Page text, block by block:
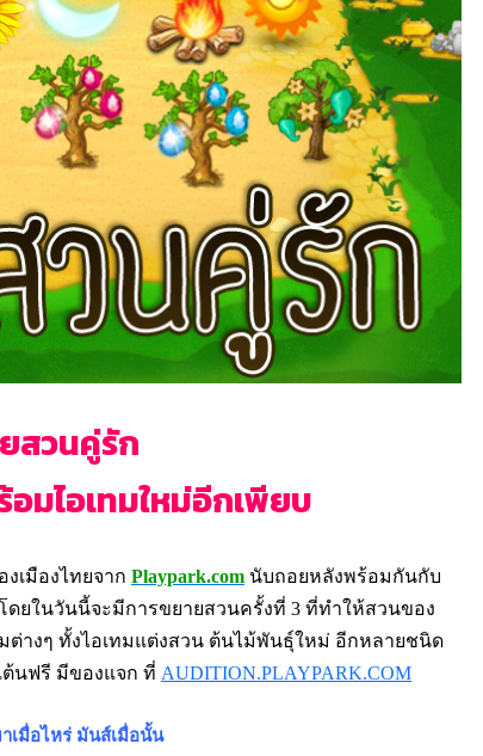
สวนคู่รัก
อมไอเทมใหม่อีกเพียบ
เมืองไทยจาก Playpark.com นับถอยหลังพร้อมกันกับ
ยในวันนี้จะมีการขยายสวนครั้งที่ 3 ที่ทำให้สวนของ
ต่างๆ ทั้งไอเทมแต่งสวน ต้นไม้พันธุ์ใหม่ อีกหลายชนิด
ต้นฟรี มีของแจก ที่ AUDITION.PLAYPARK.COM
เมื่อไหร่ มันส์เมื่อนั้น